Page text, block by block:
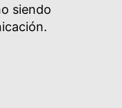
siendo